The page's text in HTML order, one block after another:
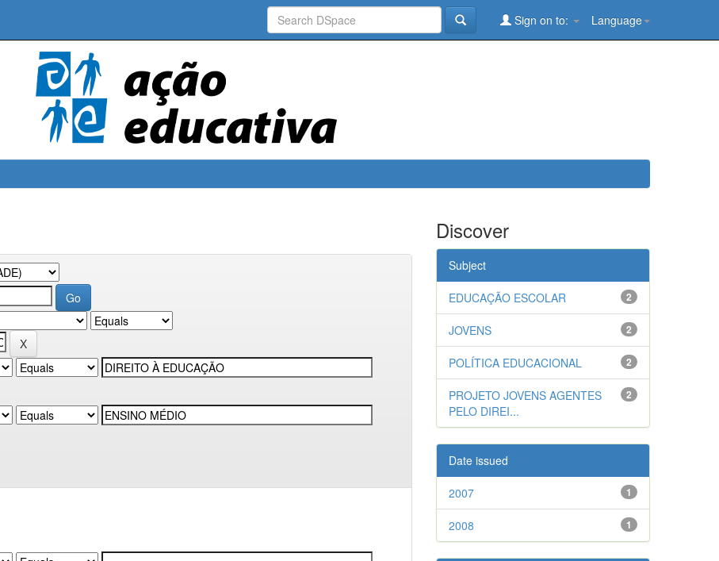
Language
Sign on to:
Discover
Subject
2
EDUCAÇÃO ESCOLAR
2
JOVENS
2
POLÍTICA EDUCACIONAL
2
PROJETO JOVENS AGENTES
PELO DIREI...
Date issued
1
2007
1
2008